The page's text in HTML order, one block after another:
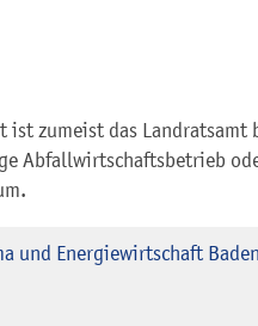
ist zumeist das Landratsamt
Abfallwirtschaftsbetrieb
und Energiewirtschaft